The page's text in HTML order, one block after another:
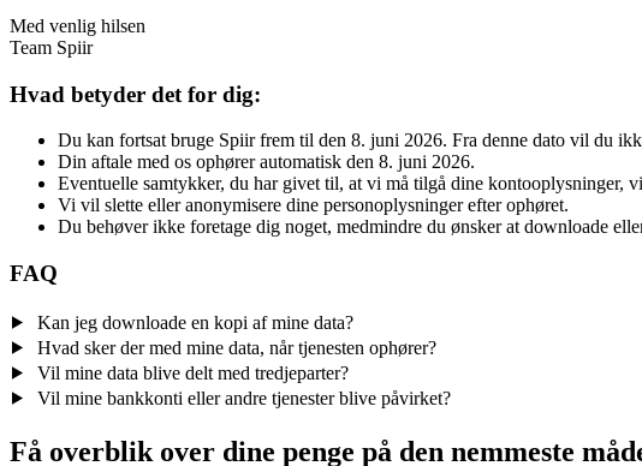
Med venlig hilsen
Team Spiir
Hvad betyder det for dig:
Du kan fortsat bruge Spiir frem til den 8. juni 2026. Fra denne dato vil du
Din aftale med os ophører automatisk den 8. juni 2026.
Eventuelle samtykker, du har givet til, at vi må tilgå dine kontooplysninger,
Vi vil slette eller anonymisere dine personoplysninger efter ophøret.
Du behøver ikke foretage dig noget, medmindre du ønsker at downloade
FAQ
Kan jeg downloade en kopi af mine data?
Hvad sker der med mine data, når tjenesten ophører?
Vil mine data blive delt med tredjeparter?
Vil mine bankkonti eller andre tjenester blive påvirket?
Få overblik over dine penge på den nemmeste